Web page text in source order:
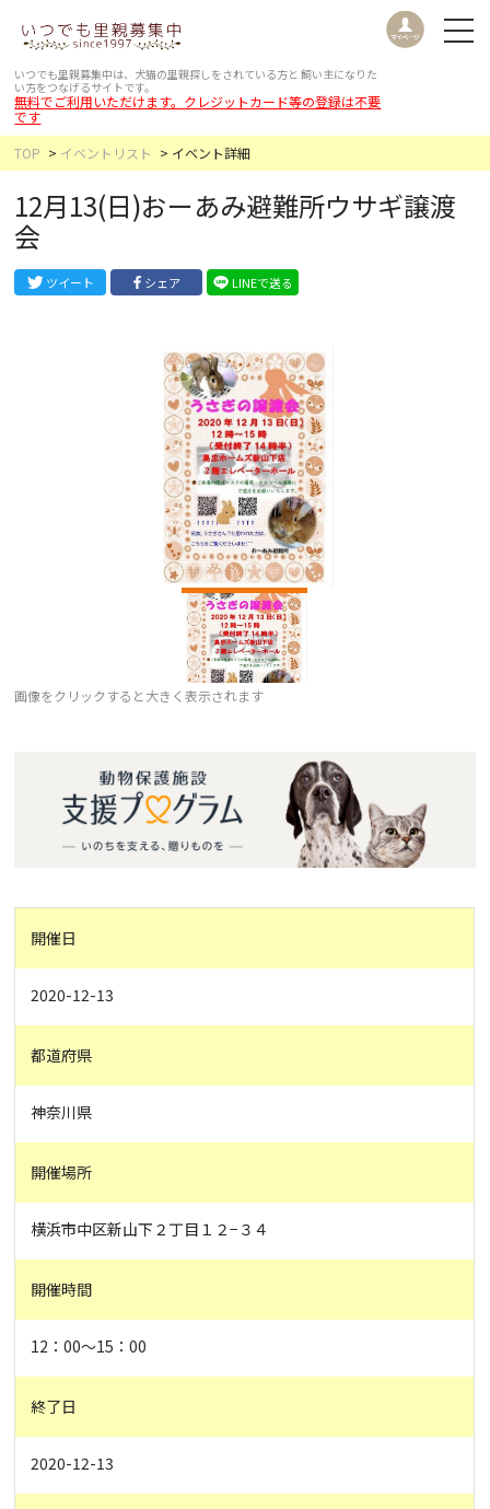
いつでも里親募集中は、犬猫の里親探しをされている方と 飼い主になりた
い方をつなげるサイトです。
無料でご利用いただけます。クレジットカード等の登録は不要
です
TOP
イベントリスト イベント詳細
12月13(日)おーあみ避難所ウサギ譲渡
会
ツイート シェア LINEで送る
画像をクリックすると大きく表示されます
開催日
2020-12-13
都道府県
神奈川県
開催場所
横浜市中区新山下２丁目１２−３４
開催時間
12：00〜15：00
終了日
2020-12-13